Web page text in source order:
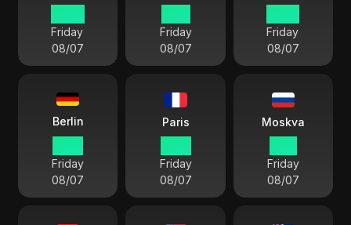
Friday
08/07
Friday
08/07
Friday
08/07
Berlin
Friday
08/07
Paris
Friday
08/07
Moskva
Friday
08/07